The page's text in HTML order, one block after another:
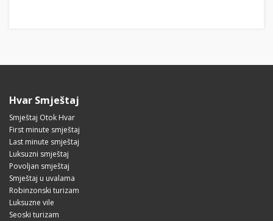
Hvar Smještaj
Smještaj Otok Hvar
First minute smještaj
Last minute smještaj
Luksuzni smještaj
Povoljan smještaj
Smještaj u uvalama
Robinzonski turizam
Luksuzne vile
Seoski turizam